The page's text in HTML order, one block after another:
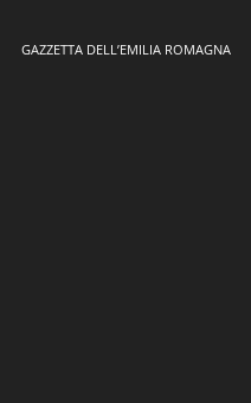
GAZZETTA DELL’EMILIA ROMAGNA